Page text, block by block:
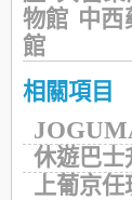
物館 中西
館
相關項目
休遊巴士
上葡京任